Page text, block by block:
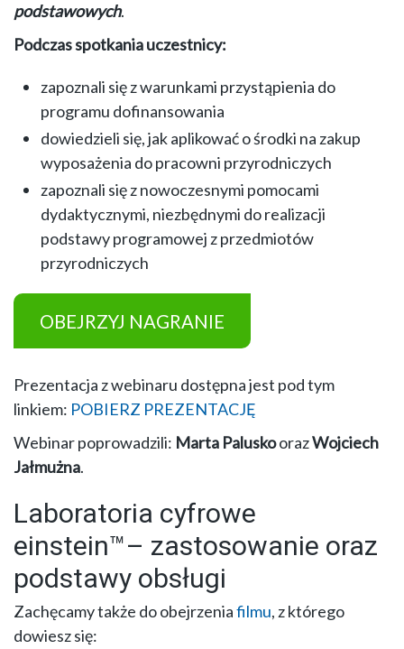
podstawowych.
Podczas spotkania uczestnicy:
zapoznali się z warunkami przystąpienia do
programu dofinansowania
dowiedzieli się, jak aplikować o środki na zakup
wyposażenia do pracowni przyrodniczych
zapoznali się z nowoczesnymi pomocami
dydaktycznymi, niezbędnymi do realizacji
podstawy programowej z przedmiotów
przyrodniczych
OBEJRZYJ NAGRANIE
Prezentacja z webinaru dostępna jest pod tym
linkiem: POBIERZ PREZENTACJĘ
Webinar poprowadzili: Marta PaluskoorazWojciech
Jałmużna.
Laboratoria cyfrowe
einstein™– zastosowanie oraz
podstawy obsługi
Zachęcamy także do obejrzeniafilmu, z którego
dowiesz się: